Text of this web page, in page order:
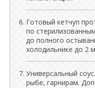
Готовый кетчуп
по
до полного
холодильнике до 2
Универсальный
рыбе, гарнирам.